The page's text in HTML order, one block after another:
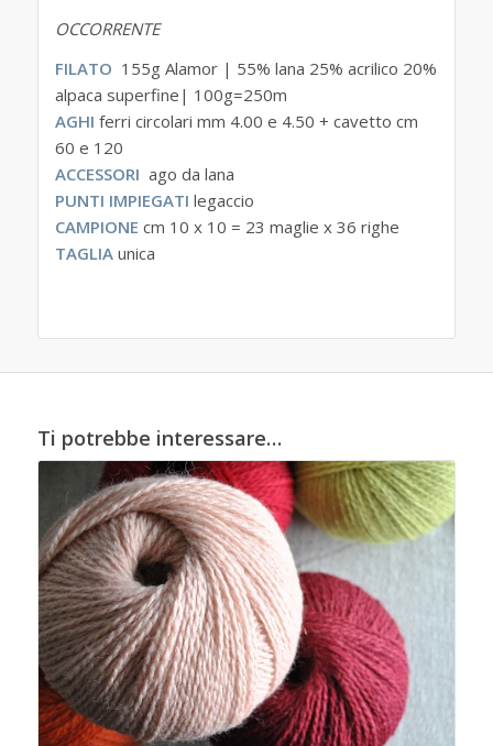
OCCORRENTE
FILATO 155g Alamor | 55% lana 25% acrilico 20%
alpaca superfine| 100g=250m
AGHI ferri circolari mm 4.00 e 4.50 + cavetto cm
60 e 120
ACCESSORI ago da lana
PUNTI IMPIEGATI legaccio
CAMPIONE cm 10 x 10 = 23 maglie x 36 righe
TAGLIAunica
Ti potrebbe interessare…